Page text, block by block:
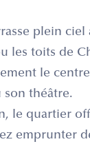
plein ciel
les toits de
le
son théâtre.
le quartier
emprunter